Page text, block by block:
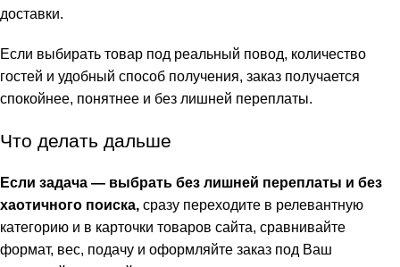
доставки.
Если выбирать товар под реальный повод, количество
гостей и удобный способ получения, заказ получается
спокойнее, понятнее и без лишней переплаты.
Что делать дальше
Если задача — выбрать без лишней переплаты и без
хаотичного поиска, сразу переходите в релевантную
категорию и в карточки товаров сайта, сравнивайте
формат, вес, подачу и оформляйте заказ под Ваш